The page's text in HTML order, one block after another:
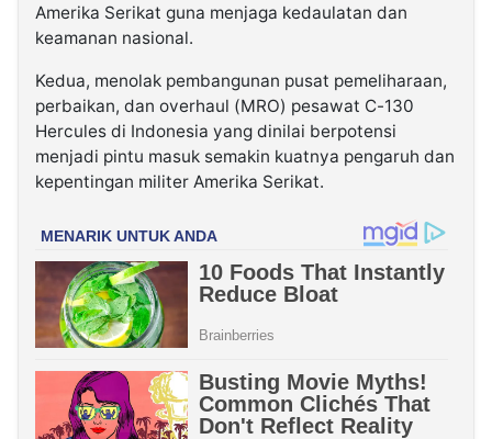
Amerika Serikat guna menjaga kedaulatan dan
keamanan nasional.
Kedua, menolak pembangunan pusat pemeliharaan,
perbaikan, dan overhaul (MRO) pesawat C-130
Hercules di Indonesia yang dinilai berpotensi
menjadi pintu masuk semakin kuatnya pengaruh dan
kepentingan militer Amerika Serikat.